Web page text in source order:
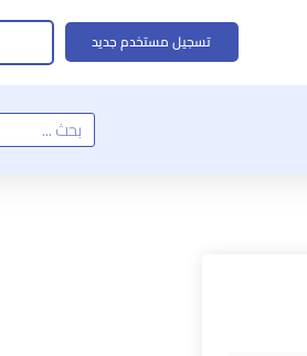
تسجيل مستخدم جديد
Search